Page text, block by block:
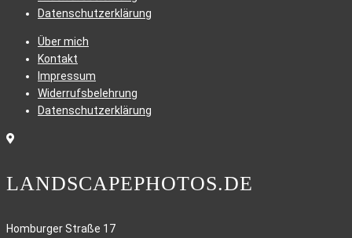
Datenschutzerklärung
Über mich
Kontakt
Impressum
Widerrufsbelehrung
Datenschutzerklärung
LANDSCAPEPHOTOS.DE
Homburger Straße 17